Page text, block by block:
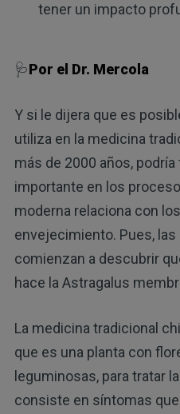
tener un impacto
🩺Por el Dr. Mercola
Y si le dijera que es
utiliza en la medicina
más de 2000 años,
importante en los
moderna relaciona con
envejecimiento. Pues,
comienzan a descubrir
hace la Astragalus
La medicina tradicional
que es una planta con
leguminosas, para tratar
consiste en síntomas